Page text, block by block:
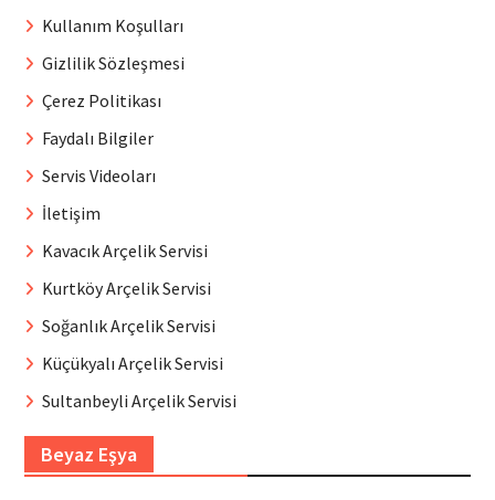
Kullanım Koşulları
Gizlilik Sözleşmesi
Çerez Politikası
Faydalı Bilgiler
Servis Videoları
İletişim
Kavacık Arçelik Servisi
Kurtköy Arçelik Servisi
Soğanlık Arçelik Servisi
Küçükyalı Arçelik Servisi
Sultanbeyli Arçelik Servisi
Beyaz Eşya